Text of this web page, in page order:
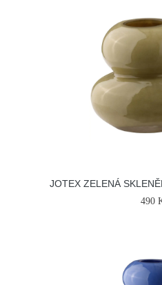
JOTEX ZELENÁ
490